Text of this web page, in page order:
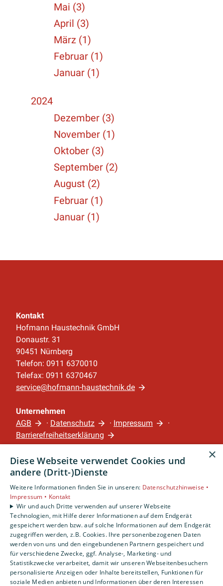
Mai (3)
April (3)
März (1)
Februar (1)
Januar (1)
2024
Dezember (3)
November (1)
Oktober (3)
September (2)
August (2)
Februar (1)
Januar (1)
Kontakt
Hofmann Haustechnik GmbH
Donaustr. 31
90451 Nürnberg
Telefon: 0911 6370010
Telefax: 0911 6370467
service@hofmann-haustechnik.de
Unternehmen
AGB
· Datenschutz · Impressum
·
Barrierefreiheitserklärung
Leistungen
Privatkunden
Gewerbekunden
Karriere
Unternehmen
Standort
Nürnberg
×
Diese Webseite verwendet Cookies und
andere (Dritt-)Dienste
Weitere Informationen finden Sie in unseren: Datenschutzhinweise •
Impressum • Kontakt
Wir und auch Dritte verwenden auf unserer Webseite
Technologien, mit Hilfe derer Informationen auf dem Endgerät
gespeichert werden bzw. auf solche Informationen auf dem Endgerät
zugegriffen werden, z.B. Cookies. Ihre personenbezogenen Daten
werden von uns und den eingebundenen Partnern gespeichert und
für verschiedene Zwecke, ggf. Analyse-, Marketing- und
Statistikzwecke verarbeitet, damit wir unseren Webseitenbesuchern
personalisierte Anzeigen oder Inhalte bereitstellen, Funktionen für
soziale Medien anbieten und Informationen über deren Interessen